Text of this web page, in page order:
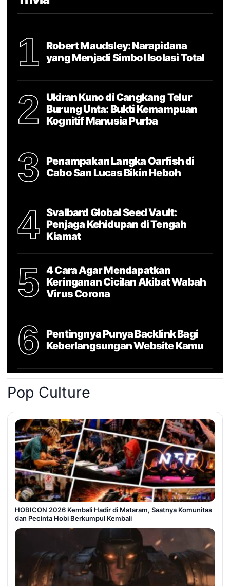
1
Robert Maudsley: Narapidana
yang Menjadi Simbol Isolasi Total
2
Ukiran Kuno di Cangkang Telur
Burung Unta: Bukti Kemampuan
Kognitif Manusia Purba
3
Penampakan Langka Oarfish di
Cabo San Lucas Bikin Heboh
4
Svalbard Global Seed Vault:
Penjaga Kehidupan di Tengah
Kiamat
5
4 Cara Agar Mendapatkan
Keringanan Cicilan Akibat Wabah
Virus Corona
6
Pentingnya Punya Backlink Bagi
Keberlangsungan Website Kamu
Pop Culture
HOBICON 2026 Kembali Hadir di Mataram, Saatnya Komunitas
dan Pecinta Hobi Berkumpul Kembali